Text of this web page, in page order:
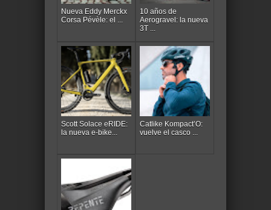
Nueva Eddy Merckx
Corsa Pévèle: el ...
10 años de
Aerogravel: la nueva
3T ...
Scott Solace eRIDE:
la nueva e-bike...
Catlike Kompact’O:
vuelve el casco ...